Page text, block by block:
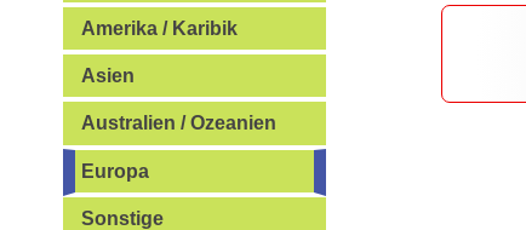
Amerika / Karibik
Asien
Australien / Ozeanien
Europa
Sonstige